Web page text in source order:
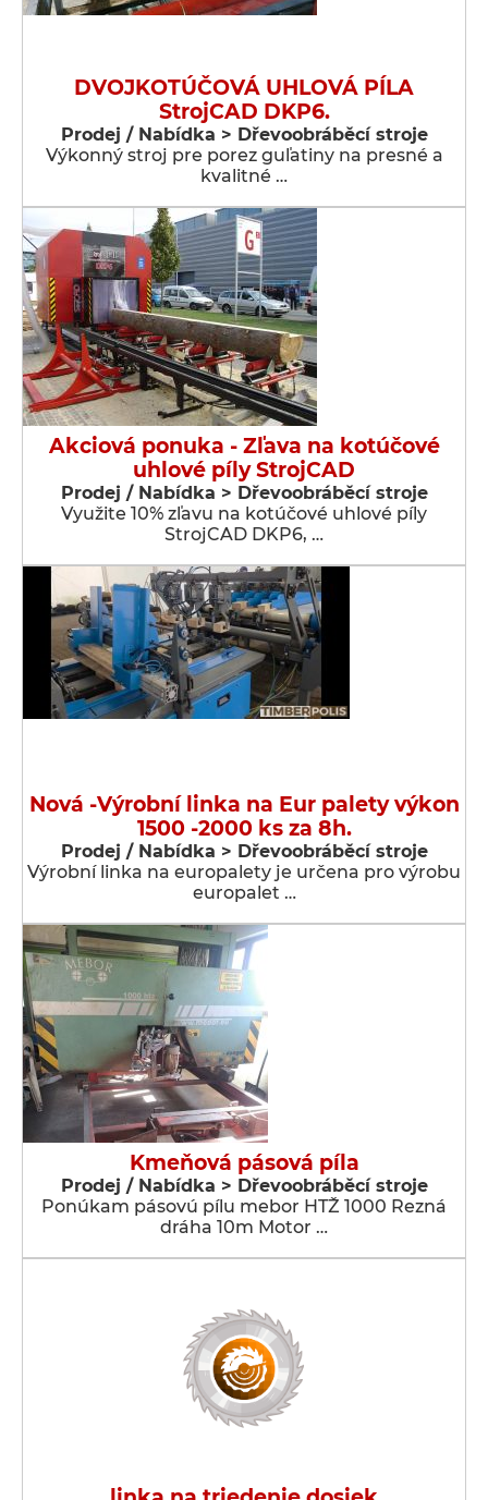
DVOJKOTÚČOVÁ UHLOVÁ PÍLA
StrojCAD DKP6.
Prodej / Nabídka > Dřevoobráběcí stroje
Výkonný stroj pre porez guľatiny na presné a
kvalitné …
Akciová ponuka - Zľava na kotúčové
uhlové píly StrojCAD
Prodej / Nabídka > Dřevoobráběcí stroje
Využite 10% zľavu na kotúčové uhlové píly
StrojCAD DKP6, …
Nová -Výrobní linka na Eur palety výkon
1500 -2000 ks za 8h.
Prodej / Nabídka > Dřevoobráběcí stroje
Výrobní linka na europalety je určena pro výrobu
europalet …
Kmeňová pásová píla
Prodej / Nabídka > Dřevoobráběcí stroje
Ponúkam pásovú pílu mebor HTŽ 1000 Rezná
dráha 10m Motor …